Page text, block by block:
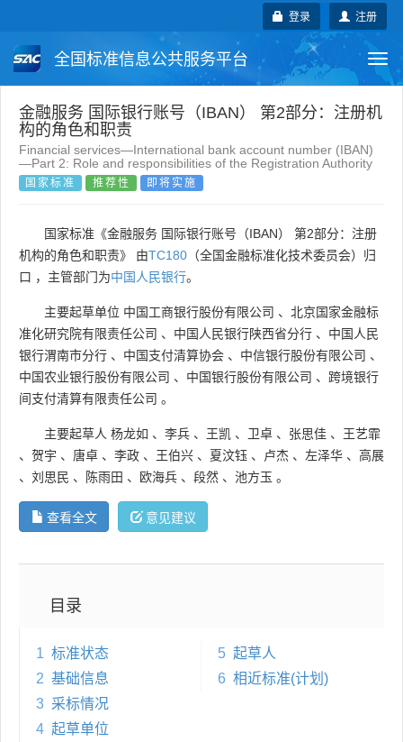
注册
登录
全国标准信息公共服务平台
国家标准 行业标准 地方标准
团体标准 企业标准 国际标准
金融服务 国际银行账号（IBAN） 第2部分：注册机
构的角色和职责
Financial services—International bank account number (IBAN)
—Part 2: Role and responsibilities of the Registration Authority
国家标准 推荐性 即将实施
国家标准《金融服务 国际银行账号（IBAN） 第2部分：注册
机构的角色和职责》 由TC180 （全国金融标准化技术委员会）归
口 ，主管部门为中国人民银行。
主要起草单位 中国工商银行股份有限公司 、 北京国家金融标
准化研究院有限责任公司 、 中国人民银行陕西省分行 、 中国人民
银行渭南市分行 、 中国支付清算协会 、 中信银行股份有限公司 、
中国农业银行股份有限公司 、 中国银行股份有限公司 、 跨境银行
间支付清算有限责任公司 。
主要起草人 杨龙如 、 李兵 、 王凯 、 卫卓 、 张思佳 、 王艺霏
、 贺宇 、 唐卓 、 李政 、 王伯兴 、 夏汶钰 、 卢杰 、 左泽华 、 高展
、 刘思民 、 陈雨田 、 欧海兵 、 段然 、 池方玉 。
查看全文 意见建议
目录
1 标准状态
2 基础信息
3 采标情况
4 起草单位
5 起草人
6 相近标准(计划)